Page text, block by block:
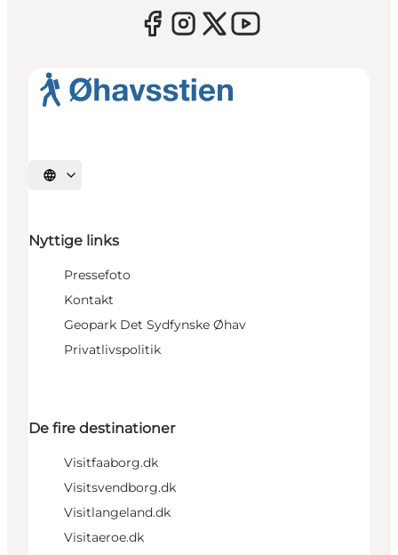
Vælg sprog
Nyttige links
Pressefoto
Kontakt
Geopark Det Sydfynske Øhav
Privatlivspolitik
De fire destinationer
Visitfaaborg.dk
Visitsvendborg.dk
Visitlangeland.dk
Visitaeroe.dk